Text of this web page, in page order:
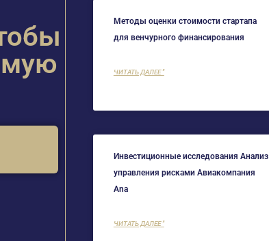
Методы оценки стоимости стартапа
для венчурного финансирования
ЧИТАТЬ ДАЛЕЕ "
Инвестиционные исследования Анализ
управления рисками Авиакомпания
Ana
ЧИТАТЬ ДАЛЕЕ "